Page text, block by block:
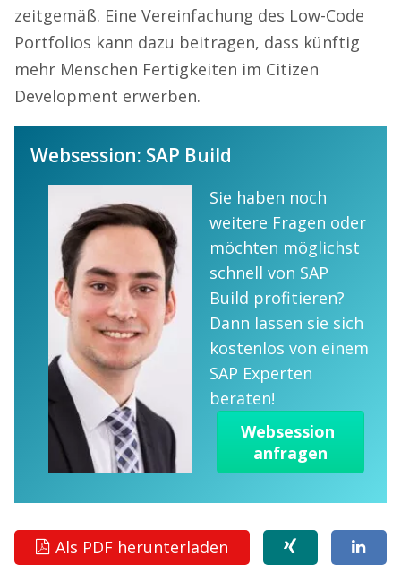
zeitgemäß. Eine Vereinfachung des Low-Code
Portfolios kann dazu beitragen, dass künftig
mehr Menschen Fertigkeiten im Citizen
Development erwerben.
Websession: SAP Build
Sie haben noch
weitere Fragen oder
möchten möglichst
schnell von SAP
Build profitieren?
Dann lassen sie sich
kostenlos von einem
SAP Experten
beraten!
Websession
anfragen
Als PDF herunterladen